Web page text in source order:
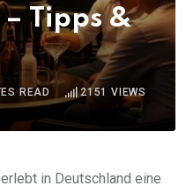
Tipps &
READ 2151 VIEWS
in Deutschland eine